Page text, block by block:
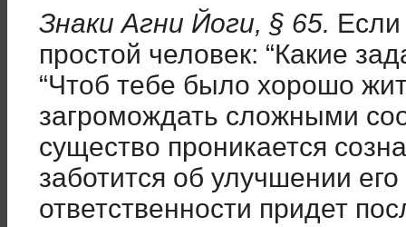
Знаки Агни Йоги, § 65. Если
простой человек: “Какие
“Чтоб тебе было хорошо
загромождать сложными
существо проникается
заботится об улучшении
ответственности придет